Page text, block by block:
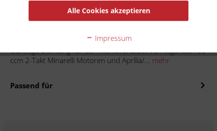
Auf die Merkliste
Günstige Dichtung für den Membranblock von liegenden 50
ccm 2-Takt Minarelli Motoren und Aprilia/... mehr
Passend für
Alle Cookies akzeptieren
Impressum